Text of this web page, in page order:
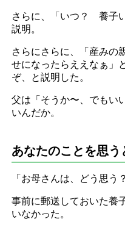
さらに、「いつ？ 養子
説明。
さらにさらに、「産みの
せになったらええなぁ」
ぞ、と説明した。
父は「そうか〜、でもい
いんだか。
あなたのことを思う
「お母さんは、どう思
事前に郵送しておいた養
いなかった。